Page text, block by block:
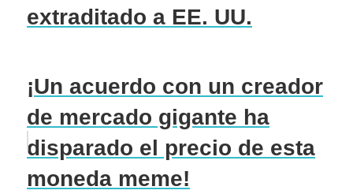
extraditado a EE. UU.
¡Un acuerdo con un creador
de mercado gigante ha
disparado el precio de esta
moneda meme!